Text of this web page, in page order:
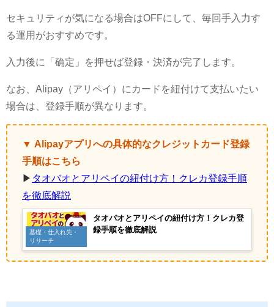
セキュリティが気になる場合はOFFにして、毎回手入力す
る運用がおすすめです。
入力後に「确定」を押せば登録・決済が完了します。
なお、Alipay（アリペイ）にカードを紐付けて支払いたい
場合は、登録手順が異なります。
▼ Alipayアプリへの具体的なクレジットカード登録
手順はこちら
▶ タオバオとアリペイの紐付け方！クレカ登録手順
を徹底解説
基礎・仕入れ先・
リサーチ
タオバオとアリペイの紐付け方！クレカ登
録手順を徹底解説